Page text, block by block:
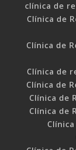
clínica de
Clínica de
Clínica de
Clínica de
Clínica de
Clínica de
Clínica de